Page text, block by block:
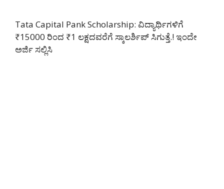
Tata Capital Pank Scholarship: ವಿದ್ಯಾರ್ಥಿಗಳಿಗೆ
₹15000 ರಿಂದ ₹1 ಲಕ್ಷದವರೆಗೆ ಸ್ಕಾಲರ್ಶಿಪ್ ಸಿಗುತ್ತೆ.! ಇಂದೇ
ಅರ್ಜಿ ಸಲ್ಲಿಸಿ